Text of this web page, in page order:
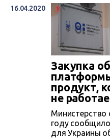
четкого
почти 48
и
Национальной
электронной
Руководитель
которая
что
16.04.2020
Закупка
продукт,
не
Министерство
году
для Украины